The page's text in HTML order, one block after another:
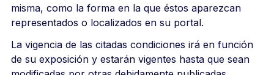
misma, como la forma en la que éstos aparezcan
representados o localizados en su portal.
La vigencia de las citadas condiciones irá en función
de su exposición y estarán vigentes hasta que sean